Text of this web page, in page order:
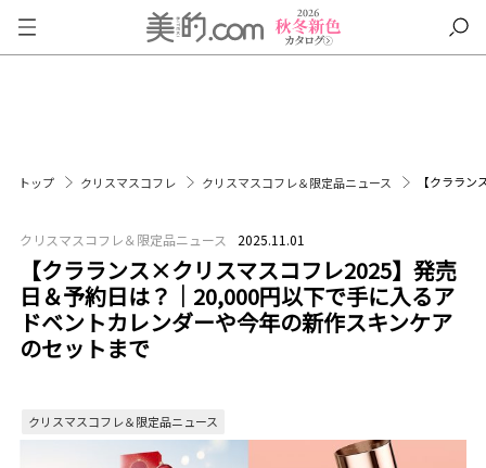
トップ クリスマスコフレ クリスマスコフレ＆限定品ニュース 【クララ
クリスマスコフレ＆限定品ニュース 2025.11.01
【クラランス×クリスマスコフレ2025】発売
日＆予約日は？｜20,000円以下で手に入るア
ドベントカレンダーや今年の新作スキンケア
のセットまで
クリスマスコフレ＆限定品ニュース